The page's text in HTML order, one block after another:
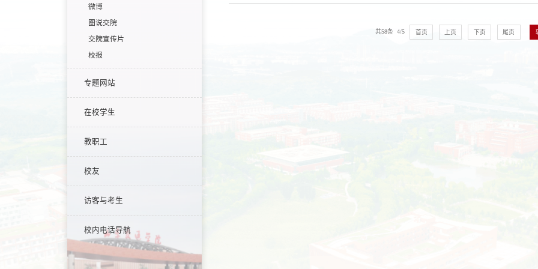
微博
图说交院
交院宣传片
校报
专题网站
在校学生
教职工
校友
访客与考生
校内电话导航
共58条 4/5 首页 上页 下页 尾页